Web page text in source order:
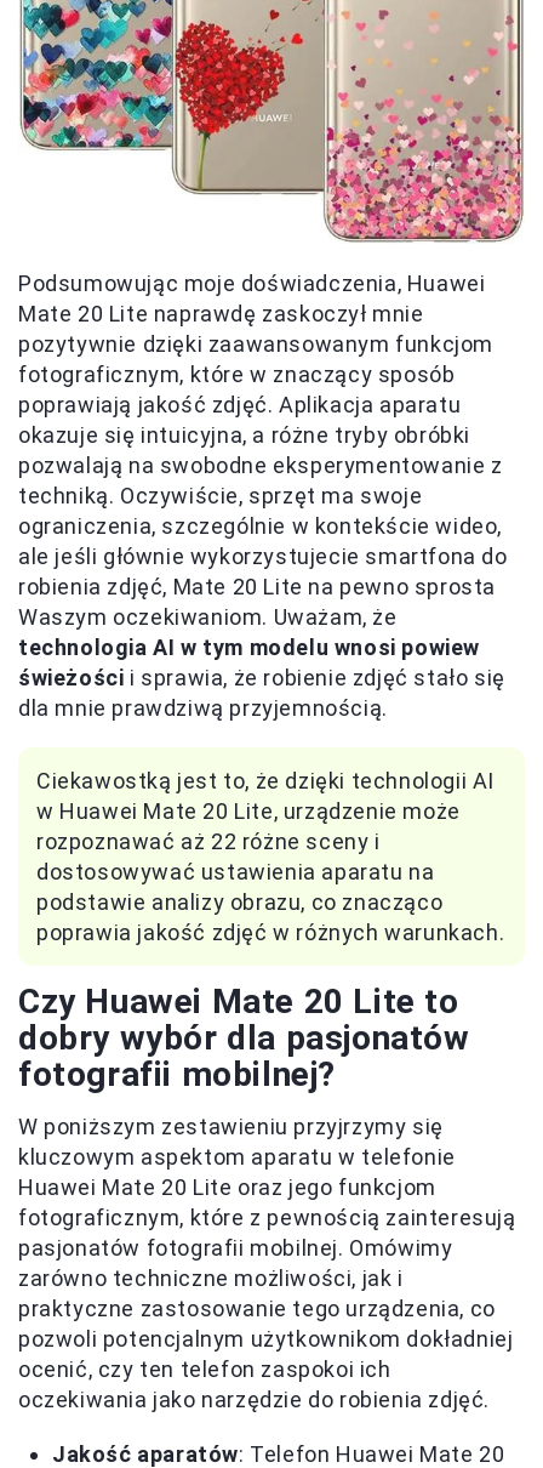
Podsumowując moje doświadczenia, Huawei
Mate 20 Lite naprawdę zaskoczył mnie
pozytywnie dzięki zaawansowanym funkcjom
fotograficznym, które w znaczący sposób
poprawiają jakość zdjęć. Aplikacja aparatu
okazuje się intuicyjna, a różne tryby obróbki
pozwalają na swobodne eksperymentowanie z
techniką. Oczywiście, sprzęt ma swoje
ograniczenia, szczególnie w kontekście wideo,
ale jeśli głównie wykorzystujecie smartfona do
robienia zdjęć, Mate 20 Lite na pewno sprosta
Waszym oczekiwaniom. Uważam, że
technologia AI w tym modelu wnosi powiew
świeżości i sprawia, że robienie zdjęć stało się
dla mnie prawdziwą przyjemnością.
Ciekawostką jest to, że dzięki technologii AI
w Huawei Mate 20 Lite, urządzenie może
rozpoznawać aż 22 różne sceny i
dostosowywać ustawienia aparatu na
podstawie analizy obrazu, co znacząco
poprawia jakość zdjęć w różnych warunkach.
Czy Huawei Mate 20 Lite to
dobry wybór dla pasjonatów
fotografii mobilnej?
W poniższym zestawieniu przyjrzymy się
kluczowym aspektom aparatu w telefonie
Huawei Mate 20 Lite oraz jego funkcjom
fotograficznym, które z pewnością zainteresują
pasjonatów fotografii mobilnej. Omówimy
zarówno techniczne możliwości, jak i
praktyczne zastosowanie tego urządzenia, co
pozwoli potencjalnym użytkownikom dokładniej
ocenić, czy ten telefon zaspokoi ich
oczekiwania jako narzędzie do robienia zdjęć.
Jakość aparatów: Telefon Huawei Mate 20